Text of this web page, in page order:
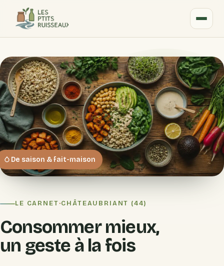
LE CARNET·CHÂTEAUBRIANT (44)
Consommer mieux,
un geste à la fois
De saison & fait-maison